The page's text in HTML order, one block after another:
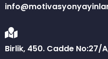
Birlik, 450. Cadde No:27/